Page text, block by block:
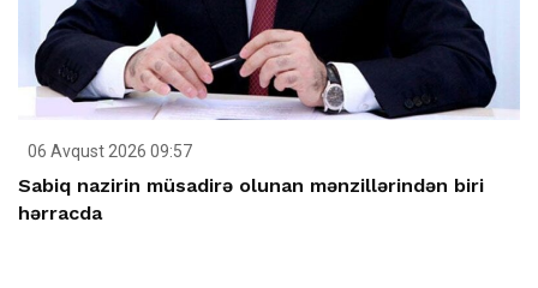
06 Avqust 2026 09:57
Sabiq nazirin müsadirə olunan mənzillərindən biri
hərracda